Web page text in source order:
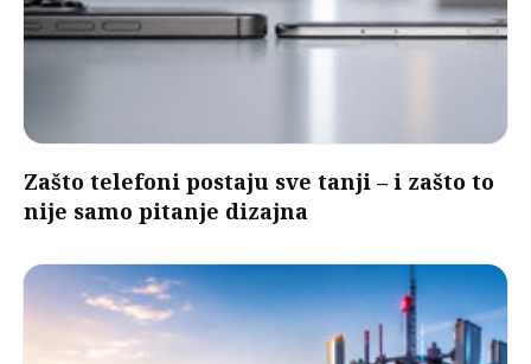
Zašto telefoni postaju sve tanji – i zašto to
nije samo pitanje dizajna